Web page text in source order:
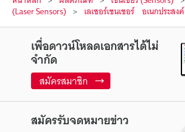
(Laser Sensors) เลเซอร์เซนเซอร์ อเนกประสงค์
เพื่อดาวน์โหลดเอกสารได้ไม่
จำกัด
สมัครสมาชิก
สมัครรับจดหมายข่าว